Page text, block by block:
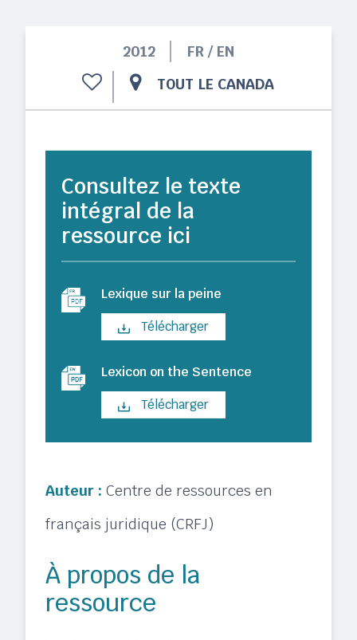
2012
FR / EN
TOUT LE CANADA
Auteur : Centre de ressources en
français juridique (CRFJ)
À propos de la
ressource
Consultez le texte
intégral de la
ressource ici
Lexique sur la peine
Télécharger
Lexicon on the Sentence
Télécharger